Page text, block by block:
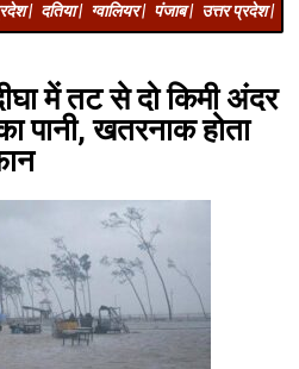
| दतिया | ग्वालियर | पंजाब | उत्तर प्रदेश |
में तट से दो किमी अंदर
पानी, खतरनाक होता